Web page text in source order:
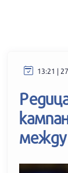
13:21 |
между